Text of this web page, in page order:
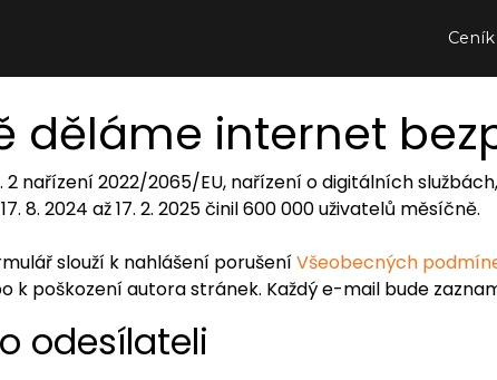
Ceník
děláme internet
2 nařízení 2022/2065/EU, nařízení o digitálních
8. 2024 až 17. 2. 2025 činil 600 000 uživatelů měsíčně.
slouží k nahlášení porušeníVšeobecných
k poškození autora stránek. Každý e-mail bude
odesílateli